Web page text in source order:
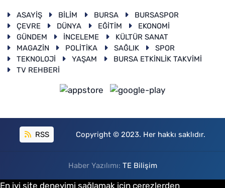
ASAYİŞ BİLİM BURSA
BURSASPOR
ÇEVRE
DÜNYA EĞİTİM
EKONOMİ
GÜNDEM
İNCELEME
KÜLTÜR SANAT
MAGAZİN
POLİTİKA SAĞLIK
SPOR
TEKNOLOJİ
YAŞAM
BURSA ETKİNLİK TAKVİMİ
TV REHBERİ
RSS Copyright © 2023. Her hakkı saklıdır.
Haber Yazılımı: TE Bilişim
En iyi site deneyimi sağlamak için çerezlerden